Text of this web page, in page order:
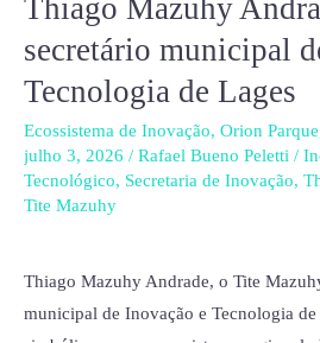
Thiago Mazuhy
secretário municipal
Tecnologia de Lages
Ecossistema de Inovação, Orion Parque
julho 3, 2026 / Rafael Bueno Peletti /
Tecnológico, Secretaria de Inovação,
Tite Mazuhy
Thiago Mazuhy Andrade, o Tite
municipal de Inovação e Tecnologia
Andrade
é
nomeado
secretário
municipal
e
Tecnologia